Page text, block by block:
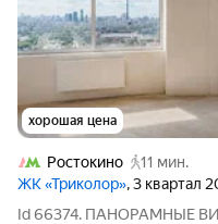
хорошая цена
Ростокино
11 мин.
ЖК «Триколор», 3 квартал
Id 66374. ПАНОРАМНЫЕ ВИДЫ